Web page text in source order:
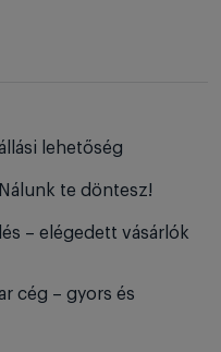
lehetőség
te döntesz!
– elégedett vásárlók
cég – gyors és